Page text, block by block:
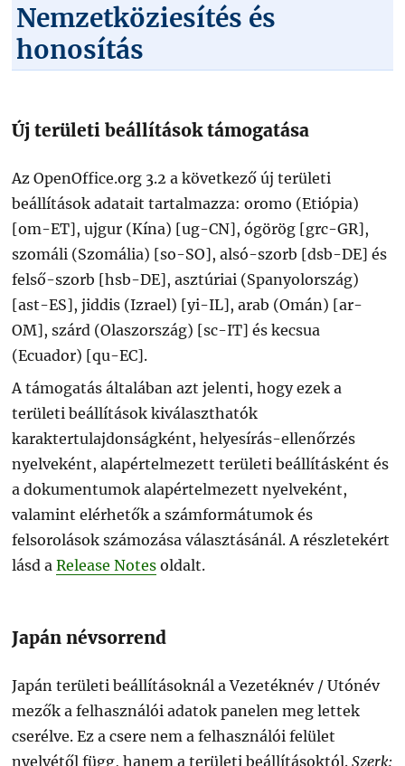
Nemzetköziesítés és
honosítás
Új területi beállítások támogatása
Az OpenOffice.org 3.2 a következő új területi
beállítások adatait tartalmazza: oromo (Etiópia)
[om-ET], ujgur (Kína) [ug-CN], ógörög [grc-GR],
szomáli (Szomália) [so-SO], alsó-szorb [dsb-DE] és
felső-szorb [hsb-DE], asztúriai (Spanyolország)
[ast-ES], jiddis (Izrael) [yi-IL], arab (Omán) [ar-
OM], szárd (Olaszország) [sc-IT] és kecsua
(Ecuador) [qu-EC].
A támogatás általában azt jelenti, hogy ezek a
területi beállítások kiválaszthatók
karaktertulajdonságként, helyesírás-ellenőrzés
nyelveként, alapértelmezett területi beállításként és
a dokumentumok alapértelmezett nyelveként,
valamint elérhetők a számformátumok és
felsorolások számozása választásánál. A részletekért
lásd aRelease Notes oldalt.
Japán névsorrend
Japán területi beállításoknál a Vezetéknév / Utónév
mezők a felhasználói adatok panelen meg lettek
cserélve. Ez a csere nem a felhasználói felület
nyelvétől függ, hanem a területi beállításoktól.Szerk: